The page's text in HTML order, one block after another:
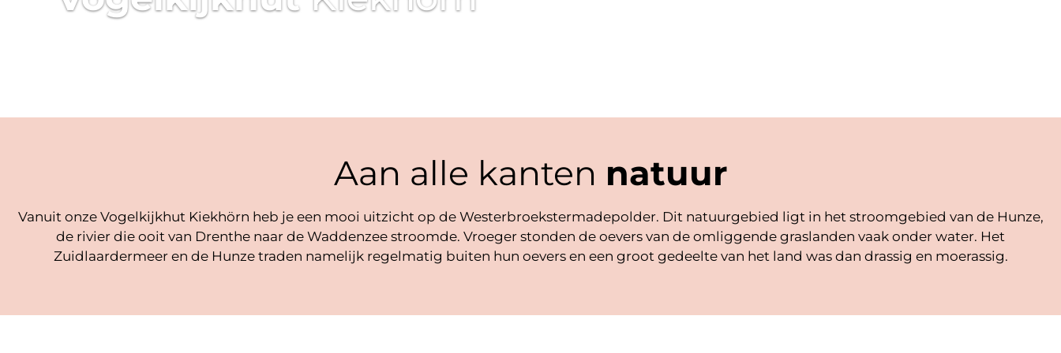
Aan alle kanten natuur
Vanuit onze Vogelkijkhut Kiekhörn heb je een mooi uitzicht op de Westerbroekstermadepolder. Dit natuurgebied ligt in het stroomgebied van de Hunze,
de rivier die ooit van Drenthe naar de Waddenzee stroomde. Vroeger stonden de oevers van de omliggende graslanden vaak onder water. Het
Zuidlaardermeer en de Hunze traden namelijk regelmatig buiten hun oevers en een groot gedeelte van het land was dan drassig en moerassig.